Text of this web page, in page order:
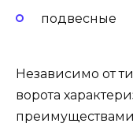
подвесные
Независимо от
ворота